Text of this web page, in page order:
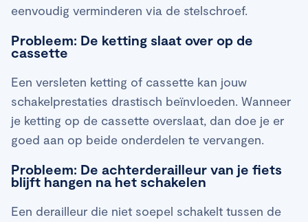
eenvoudig verminderen via de stelschroef.
Probleem: De ketting slaat over op de
cassette
Een versleten ketting of cassette kan jouw
schakelprestaties drastisch beïnvloeden. Wanneer
je ketting op de cassette overslaat, dan doe je er
goed aan op beide onderdelen te vervangen.
Probleem: De achterderailleur van je fiets
blijft hangen na het schakelen
Een derailleur die niet soepel schakelt tussen de